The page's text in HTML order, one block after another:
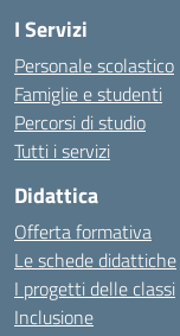
I Servizi
Personale scolastico
Famiglie e studenti
Percorsi di studio
Tutti i servizi
Didattica
Offerta formativa
Le schede didattiche
I progetti delle classi
Inclusione